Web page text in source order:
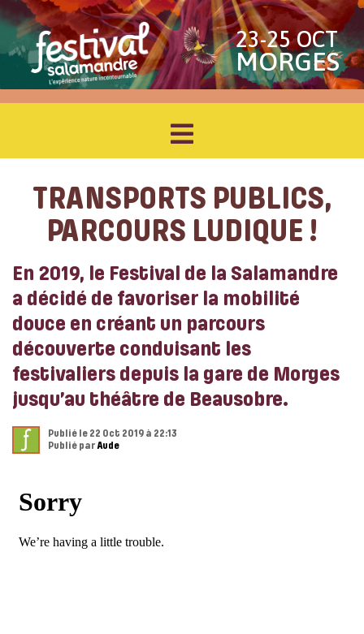
23-25 OCT
MORGES
TRANSPORTS PUBLICS,
PARCOURS LUDIQUE !
En 2019, le Festival de la Salamandre
a décidé de favoriser la mobilité
douce en créant un parcours
découverte conduisant les
festivaliers depuis la gare de Morges
jusqu’au théâtre de Beausobre.
Publié le 22 Oct 2019 à 22:13
Publié parAude